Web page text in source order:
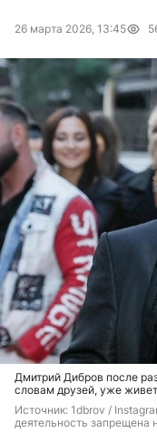
26 марта 2026, 13:45
Дмитрий Дибров после
словам друзей, уже
Источник: 1dbrov /
деятельность запрещена